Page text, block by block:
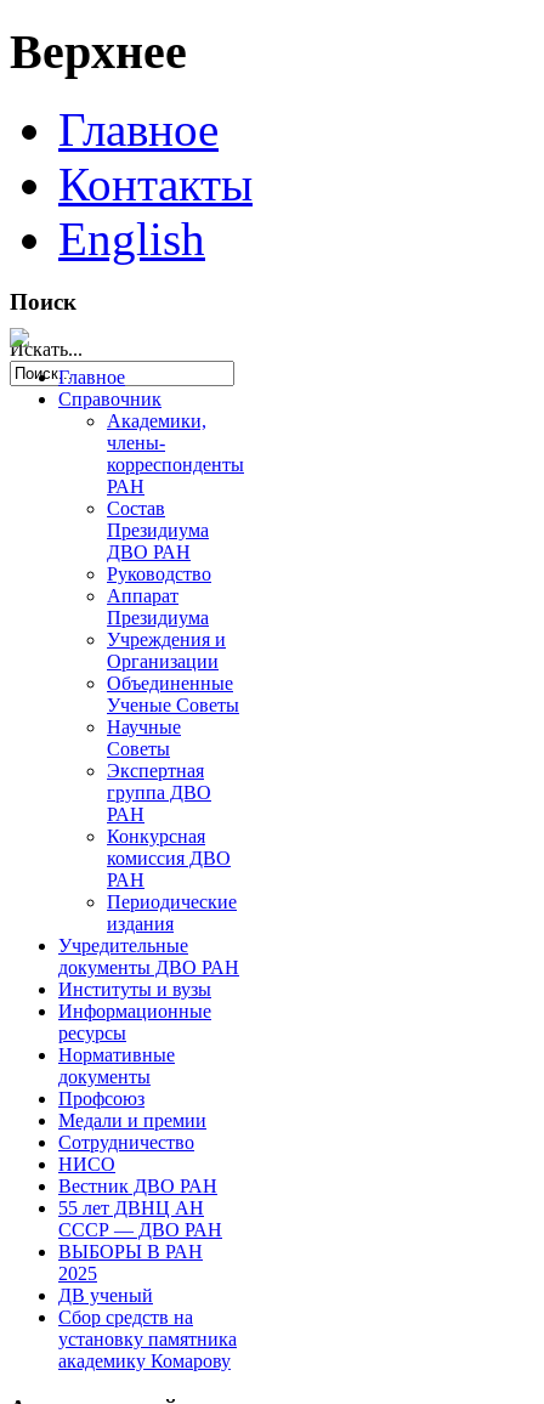
Верхнее
Главное
Контакты
English
Поиск
Искать...
Главное
Справочник
Академики,
члены-
корреспонденты
РАН
Состав
Президиума
ДВО РАН
Руководство
Аппарат
Президиума
Учреждения и
Организации
Объединенные
Ученые Советы
Научные
Советы
Экспертная
группа ДВО
РАН
Конкурсная
комиссия ДВО
РАН
Периодические
издания
Учредительные
документы ДВО РАН
Институты и вузы
Информационные
ресурсы
Нормативные
документы
Профсоюз
Медали и премии
Сотрудничество
НИСО
Вестник ДВО РАН
55 лет ДВНЦ АН
СССР — ДВО РАН
ВЫБОРЫ В РАН
2025
ДВ ученый
Сбор средств на
установку памятника
академику Комарову